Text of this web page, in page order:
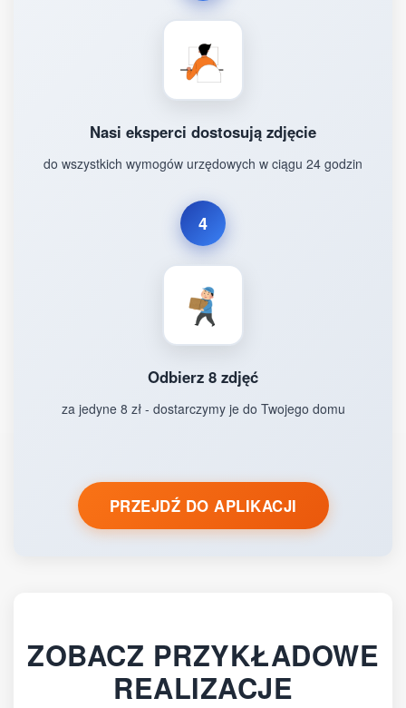
Nasi eksperci dostosują zdjęcie
do wszystkich wymogów urzędowych w ciągu 24 godzin
4
Odbierz 8 zdjęć
za jedyne 8 zł - dostarczymy je do Twojego domu
PRZEJDŹ DO APLIKACJI
ZOBACZ PRZYKŁADOWE
REALIZACJE